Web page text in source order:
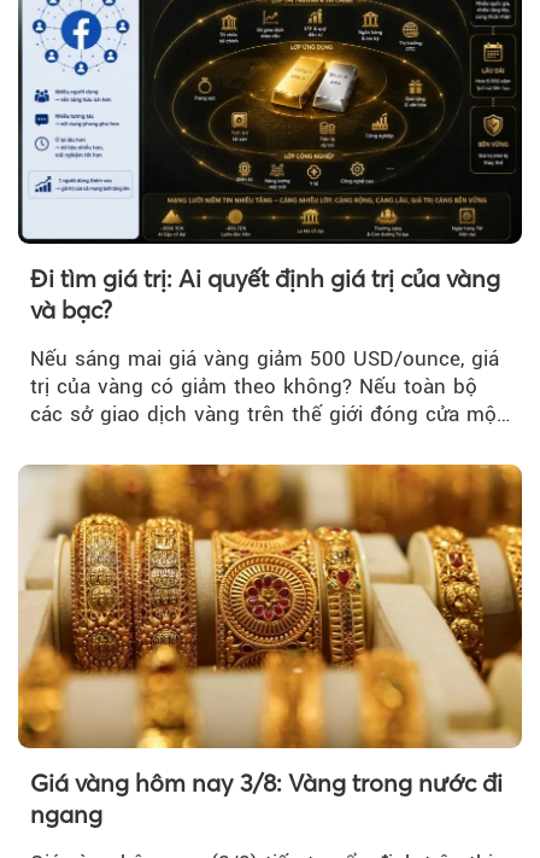
Đi tìm giá trị: Ai quyết định giá trị của vàng
và bạc?
Nếu sáng mai giá vàng giảm 500 USD/ounce, giá
trị của vàng có giảm theo không? Nếu toàn bộ
các sở giao dịch vàng trên thế giới đóng cửa một
Giá vàng hôm nay 3/8: Vàng trong nước đi
ngang